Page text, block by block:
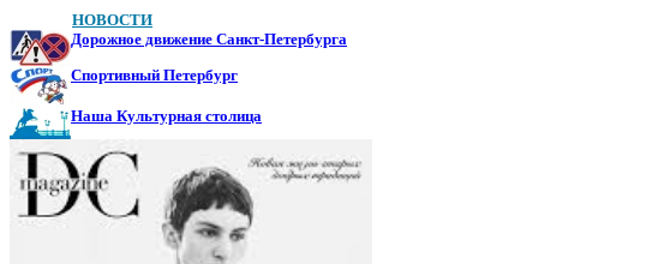
НОВОСТИ
Дорожное движение Санкт-Петербурга
Спортивный Петербург
Наша Культурная столица